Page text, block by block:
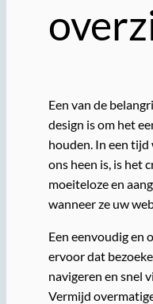
Een van de
design is om het
houden. In een
ons heen is, is het
moeiteloze en
wanneer ze uw
Een eenvoudig en
ervoor dat
navigeren en snel
Vermijd